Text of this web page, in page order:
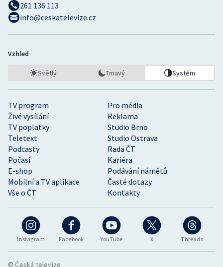
Instagram Facebook YouTube X Threads
TV program
Pro média
Živé vysílání
Reklama
TV poplatky
Studio Brno
Teletext
Studio Ostrava
Podcasty
Rada ČT
Počasí
Kariéra
E-shop
Podávání námětů
Mobilní a TV aplikace
Časté dotazy
Vše o ČT
Kontakty
261 136 113
info@ceskatelevize.cz
Vzhled
Světlý Tmavý Systém
© Česká televize